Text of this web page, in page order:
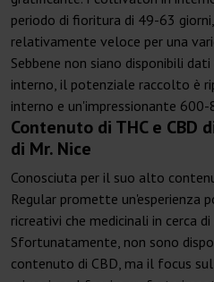
periodo di fioritura di 49-63
relativamente veloce per una
Sebbene non siano disponibili
interno, il potenziale raccolto è
interno e un'impressionante
Contenuto di THC e CBD
di Mr. Nice
Conosciuta per il suo alto
Regular promette un'esperienza
ricreativi che medicinali in cerca
Sfortunatamente, non sono
contenuto di CBD, ma il focus